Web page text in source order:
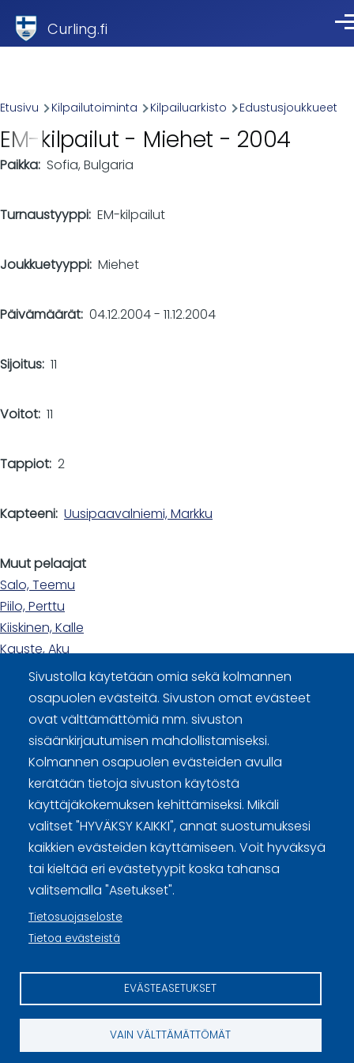
Curling.fi
Breadcrumb
Etusivu Kilpailutoiminta Kilpailuarkisto Edustusjoukkueet
EM-kilpailut - Miehet - 2004
Paikka Sofia, Bulgaria
Turnaustyyppi EM-kilpailut
Joukkuetyyppi Miehet
Päivämäärät 04.12.2004- 11.12.2004
Sijoitus 11
Voitot 11
Tappiot 2
Kapteeni Uusipaavalniemi, Markku
Muut pelaajat
Salo, Teemu
Piilo, Perttu
Kiiskinen, Kalle
Kauste, Aku
Sivustolla käytetään omia sekä kolmannen
osapuolen evästeitä. Sivuston omat evästeet
ovat välttämättömiä mm. sivuston
sisäänkirjautumisen mahdollistamiseksi.
Kolmannen osapuolen evästeiden avulla
kerätään tietoja sivuston käytöstä
käyttäjäkokemuksen kehittämiseksi. Mikäli
valitset "HYVÄKSY KAIKKI", annat suostumuksesi
kaikkien evästeiden käyttämiseen. Voit hyväksyä
tai kieltää eri evästetyypit koska tahansa
valitsemalla "Asetukset".
Tietosuojaseloste
Tietoa evästeistä
EVÄSTEASETUKSET
VAIN VÄLTTÄMÄTTÖMÄT
Curling Finland
Curling.fi
Curling Finland
Sivuston käyttöehdot ja sisällön käyttöoikeudet
Tietoa evästeistä